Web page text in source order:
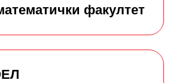
факултет